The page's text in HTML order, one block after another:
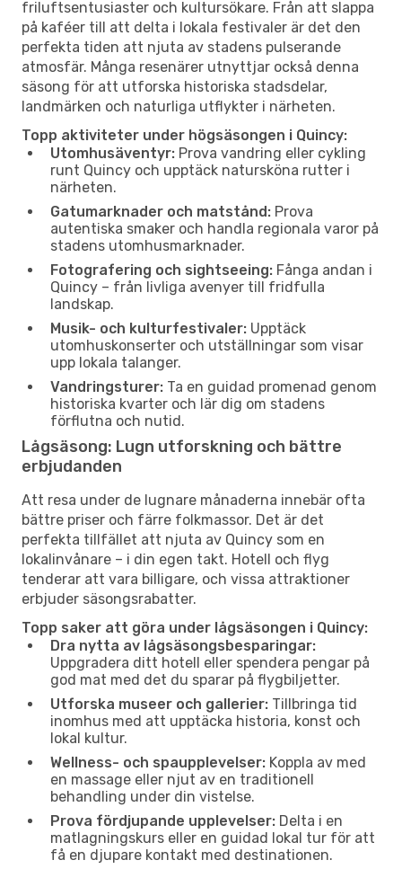
friluftsentusiaster och kultursökare. Från att slappa
på kaféer till att delta i lokala festivaler är det den
perfekta tiden att njuta av stadens pulserande
atmosfär. Många resenärer utnyttjar också denna
säsong för att utforska historiska stadsdelar,
landmärken och naturliga utflykter i närheten.
Topp aktiviteter under högsäsongen i Quincy:
Utomhusäventyr: Prova vandring eller cykling
runt Quincy och upptäck natursköna rutter i
närheten.
Gatumarknader och matstånd: Prova
autentiska smaker och handla regionala varor på
stadens utomhusmarknader.
Fotografering och sightseeing: Fånga andan i
Quincy – från livliga avenyer till fridfulla
landskap.
Musik- och kulturfestivaler: Upptäck
utomhuskonserter och utställningar som visar
upp lokala talanger.
Vandringsturer: Ta en guidad promenad genom
historiska kvarter och lär dig om stadens
förflutna och nutid.
Lågsäsong: Lugn utforskning och bättre
erbjudanden
Att resa under de lugnare månaderna innebär ofta
bättre priser och färre folkmassor. Det är det
perfekta tillfället att njuta av Quincy som en
lokalinvånare – i din egen takt. Hotell och flyg
tenderar att vara billigare, och vissa attraktioner
erbjuder säsongsrabatter.
Topp saker att göra under lågsäsongen i Quincy:
Dra nytta av lågsäsongsbesparingar:
Uppgradera ditt hotell eller spendera pengar på
god mat med det du sparar på flygbiljetter.
Utforska museer och gallerier: Tillbringa tid
inomhus med att upptäcka historia, konst och
lokal kultur.
Wellness- och spaupplevelser: Koppla av med
en massage eller njut av en traditionell
behandling under din vistelse.
Prova fördjupande upplevelser: Delta i en
matlagningskurs eller en guidad lokal tur för att
få en djupare kontakt med destinationen.